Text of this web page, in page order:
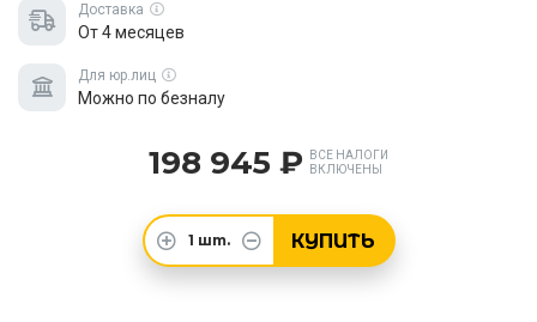
Доставка
От 4 месяцев
Для юр.лиц
Можно по безналу
198 945 ₽
ВСЕ НАЛОГИ
ВКЛЮЧЕНЫ
1 шт. КУПИТЬ